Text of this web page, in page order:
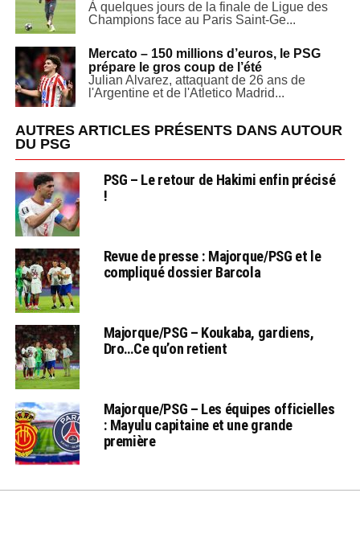
À quelques jours de la finale de Ligue des
Champions face au Paris Saint-Ge...
Mercato – 150 millions d’euros, le PSG
prépare le gros coup de l’été
Julian Alvarez, attaquant de 26 ans de
l'Argentine et de l'Atletico Madrid...
AUTRES ARTICLES PRÉSENTS DANS AUTOUR
DU PSG
PSG – Le retour de Hakimi enfin précisé
!
Revue de presse : Majorque/PSG et le
compliqué dossier Barcola
Majorque/PSG – Koukaba, gardiens,
Dro…Ce qu’on retient
Majorque/PSG – Les équipes officielles
: Mayulu capitaine et une grande
première